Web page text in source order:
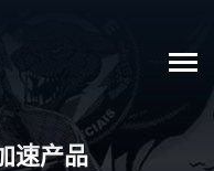
速产品